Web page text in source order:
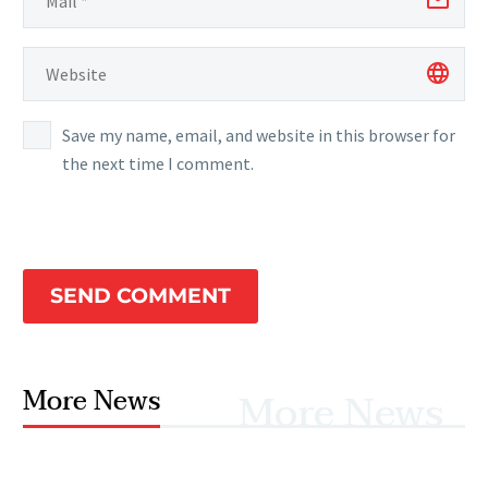
Save my name, email, and website in this browser for
the next time I comment.
SEND COMMENT
More News